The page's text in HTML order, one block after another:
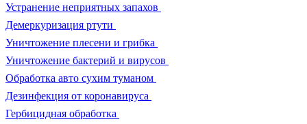
Устранение неприятных запахов
Демеркуризация ртути
Уничтожение плесени и грибка
Уничтожение бактерий и вирусов
Обработка авто сухим туманом
Дезинфекция от коронавируса
Гербицидная обработка